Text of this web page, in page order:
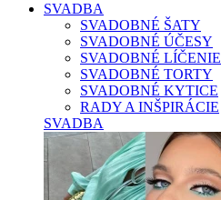
SVADBA
SVADOBNÉ ŠATY
SVADOBNÉ ÚČESY
SVADOBNÉ LÍČENIE
SVADOBNÉ TORTY
SVADOBNÉ KYTICE
RADY A INŠPIRÁCIE
SVADBA